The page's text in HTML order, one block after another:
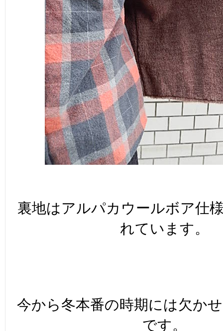
裏地はアルパカウールボア仕
れています。
今から冬本番の時期には欠か
です。